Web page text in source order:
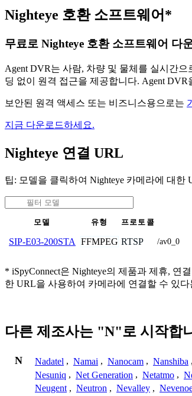
Nighteye 호환 소프트웨어*
무료로 Nighteye 호환 소프트웨어 다
Agent DVR는 사람, 차량 및 물체를 실시간
딩 없이 원격 접근을 제공합니다. Agent
보안된 원격 액세스 또는 비즈니스용으로는
지금 다운로드하세요.
Nighteye 연결 URL
팁: 모델을 클릭하여 Nighteye 카메라에 대한
모델 유형 프로토콜
SIP-E03-200STA FFMPEG RTSP /av0_0
* iSpyConnect은 Nighteye의 제품과 제휴,
한 URL을 사용하여 카메라에 연결할 수 있
다른 제조사는 "N"로 시작합
N Nadatel , Namai , Nanocam , Nanshiba ,
Nesuniq , Net Generation , Netatmo ,
Neugent , Neutron , Nevalley ,